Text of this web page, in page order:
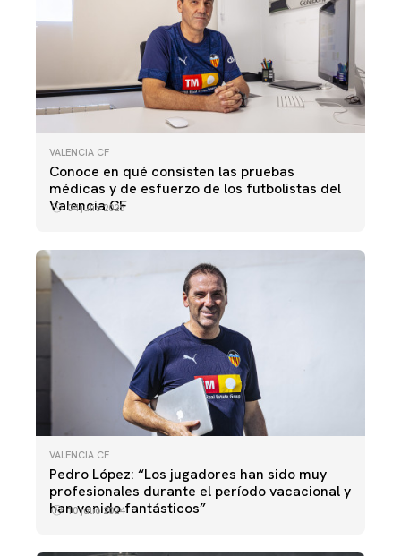
VALENCIA CF
Conoce en qué consisten las pruebas
médicas y de esfuerzo de los futbolistas del
Valencia CF
04 julio 2025
VALENCIA CF
Pedro López: “Los jugadores han sido muy
profesionales durante el período vacacional y
han venido fantásticos”
10 julio 2024